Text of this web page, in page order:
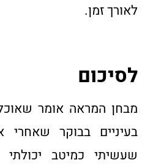
לאורך זמן.
לסיכום
מבחן המראה אומר
בעיניים בבוקר שאחרי
שעשיתי כמיטב